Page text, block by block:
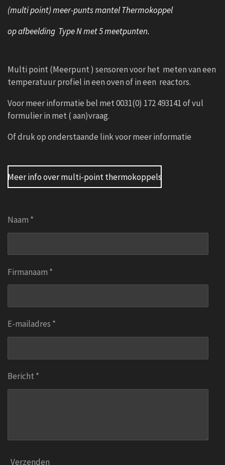
(multi point) meer-punts mantel Thermokoppel
op afbeelding Type N met 5 meetpunten.
Multi point (Meerpunt ) sensoren voor het meten van een
temperatuur profiel in een oven of in een reactors.
Voor meer informatie bel met 0031(0) 172 493141 of vul
formulier in met ( aan)vraag.
Of druk op onderstaande link voor meer informatie
Meer info over multi-point thermokoppels
Naam *
Firmanaam *
E-mailadres *
Bericht *
Verzenden